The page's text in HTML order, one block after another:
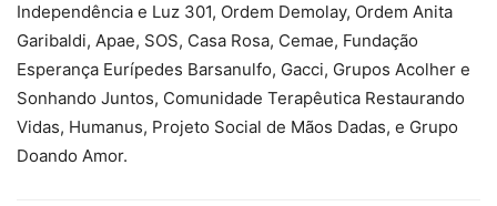
Independência e Luz 301, Ordem Demolay, Ordem Anita
Garibaldi, Apae, SOS, Casa Rosa, Cemae, Fundação
Esperança Eurípedes Barsanulfo, Gacci, Grupos Acolher e
Sonhando Juntos, Comunidade Terapêutica Restaurando
Vidas, Humanus, Projeto Social de Mãos Dadas, e Grupo
Doando Amor.